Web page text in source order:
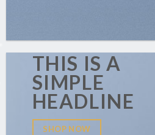
THIS IS A
SIMPLE
HEADLINE
SHOP NOW